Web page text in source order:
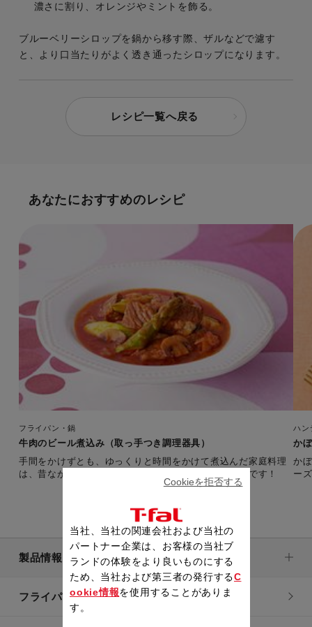
濃さに割り、オレンジやミントを飾る。
ブルーベリーシロップを鍋から移す際、ザルなどで濾す
と、より口当たりがよく透き通ったシロップになります。
レシピ一覧へ戻る
あなたにおすすめのレシピ
フライパン・鍋
牛肉のビール煮込み（取っ手つき調理器具）
手間をかけずとも、ゆっくりと時間をかけて煮込んだ家庭料理
は、昔ながらの趣の味で、たまらなく格別な美味しさです！
ハン
か
か
ー
製品情報
フライパン・鍋
当社、当社の関連会社および当社の
パートナー企業は、お客様の当社ブ
ランドの体験をより良いものにする
ため、当社および第三者の発行するC
ookie情報を使用することがありま
す。
Cookieを拒否する